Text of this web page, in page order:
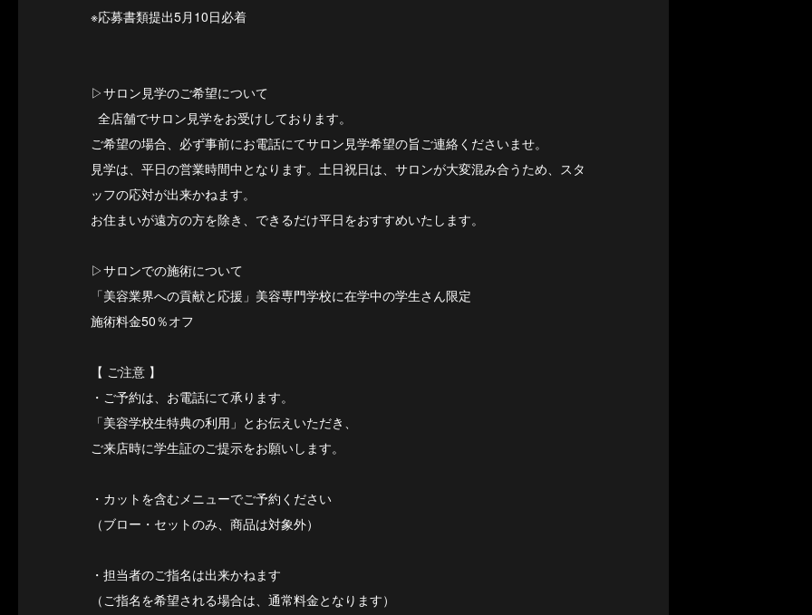
※応募書類提出5月10日必着
▷サロン見学のご希望について
全店舗でサロン見学をお受けしております。
ご希望の場合、必ず事前にお電話にてサロン見学希望の旨ご連絡くださいませ。
見学は、平日の営業時間中となります。土日祝日は、サロンが大変混み合うため、スタ
ッフの応対が出来かねます。
お住まいが遠方の方を除き、できるだけ平日をおすすめいたします。
▷サロンでの施術について
「美容業界への貢献と応援」美容専門学校に在学中の学生さん限定
施術料金50％オフ
【 ご注意 】
・ご予約は、お電話にて承ります。
「美容学校生特典の利用」とお伝えいただき、
ご来店時に学生証のご提示をお願いします。
・カットを含むメニューでご予約ください
（ブロー・セットのみ、商品は対象外）
・担当者のご指名は出来かねます
（ご指名を希望される場合は、通常料金となります）